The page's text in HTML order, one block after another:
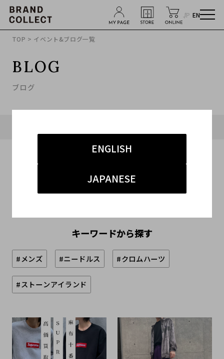
JP EN
ENGLISH
JAPANESE
TOP > イベント&ブログ一覧
BLOG
ブログ
キーワードから探す
#メンズ #ニードルス #クロムハーツ
#ストーンアイランド